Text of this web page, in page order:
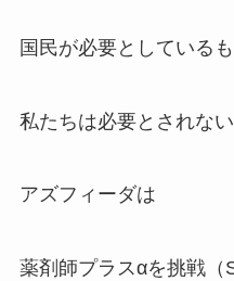
国民が必要としている
私たちは必要とされな
アズフィーダは
薬剤師プラスαを挑戦（